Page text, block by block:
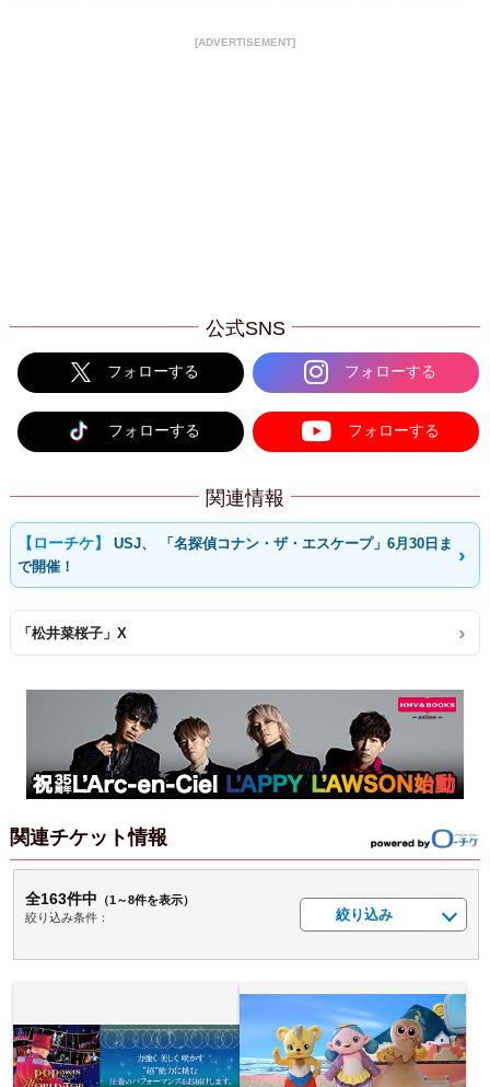
[ADVERTISEMENT]
公式SNS
フォローする フォローする
フォローする フォローする
関連情報
USJ、 「名探偵コナン・ザ・エスケープ」6月30日ま
で開催！
「松井菜桜子」X
関連チケット情報
全163件中 （1～8件を表示）
絞り込み条件：
絞り込み